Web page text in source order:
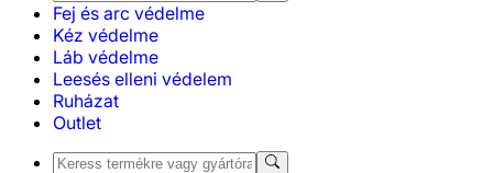
Fej és arc védelme
Kéz védelme
Láb védelme
Leesés elleni védelem
Ruházat
Outlet